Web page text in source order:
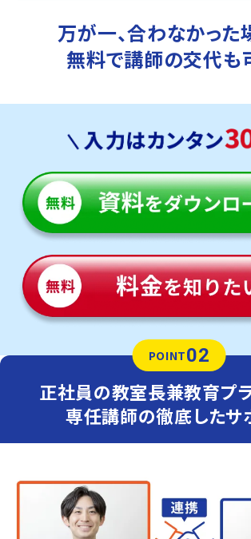
万が一、合わなかった
無料で講師の交代も
POINT02
正社員の教室長兼教育プ
専任講師の徹底したサ